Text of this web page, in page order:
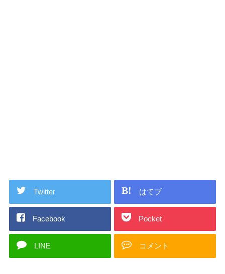
Twitter はてブ
Facebook Pocket
LINE コメント